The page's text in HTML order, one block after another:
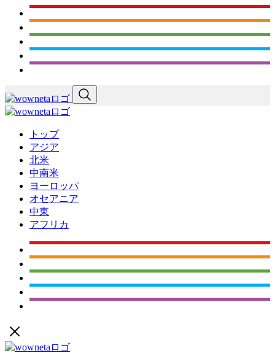
トップ
アジア
北米
中南米
ヨーロッパ
オセアニア
中東
アフリカ